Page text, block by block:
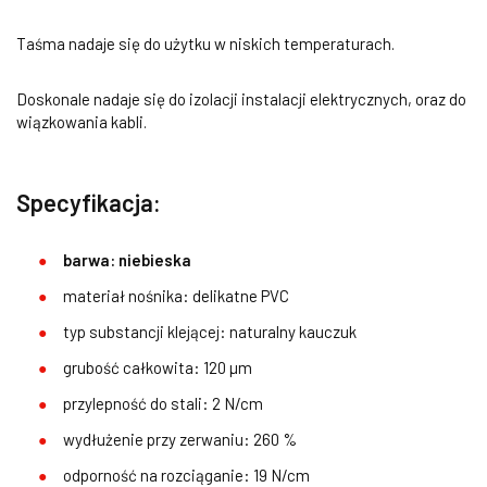
Taśma nadaje się do użytku w niskich temperaturach.
Doskonale nadaje się do izolacji instalacji elektrycznych, oraz do
wiązkowania kabli.
Specyfikacja:
barwa: niebieska
materiał nośnika: delikatne PVC
typ substancji klejącej: naturalny kauczuk
grubość całkowita: 120 µm
przylepność do stali: 2 N/cm
wydłużenie przy zerwaniu: 260 %
odporność na rozciąganie: 19 N/cm